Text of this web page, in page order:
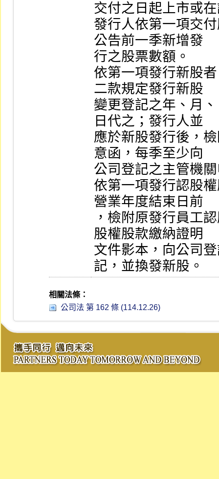
交付之日起上市或
發行人依第一項交
公告前一季新增發
行之股票數額。
依第一項發行新股
二款規定發行新股
變更登記之年、月
日代之；發行人並
應於新股發行後，
意函，每季至少向
公司登記之主管機
依第一項發行認股
營業年度結束日前
，檢附原發行員工
股權股款繳納證明
文件影本，向公司
記，並換發新股。
相關法條：
公司法 第 162 條 (114.12.26)